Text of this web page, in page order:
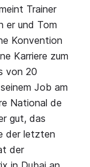
Trainer
er und Tom
Konvention
Karriere zum
von 20
Job am
National de
gut, das
der letzten
der